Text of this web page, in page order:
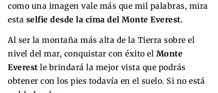
como una imagen vale más que mil palabras, mira
esta selfie desde la cima del Monte Everest.
Al ser la montaña más alta de la Tierra sobre el
nivel del mar, conquistar con éxito el Monte
Everest le brindará la mejor vista que podrás
obtener con los pies todavía en el suelo. Si no está